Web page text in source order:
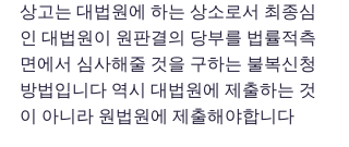
상고는 대법원에 하는 상소로서 최종심
인 대법원이 원판결의 당부를 법률적측
면에서 심사해줄 것을 구하는 불복신청
방법입니다 역시 대법원에 제출하는 것
이 아니라 원법원에 제출해야합니다